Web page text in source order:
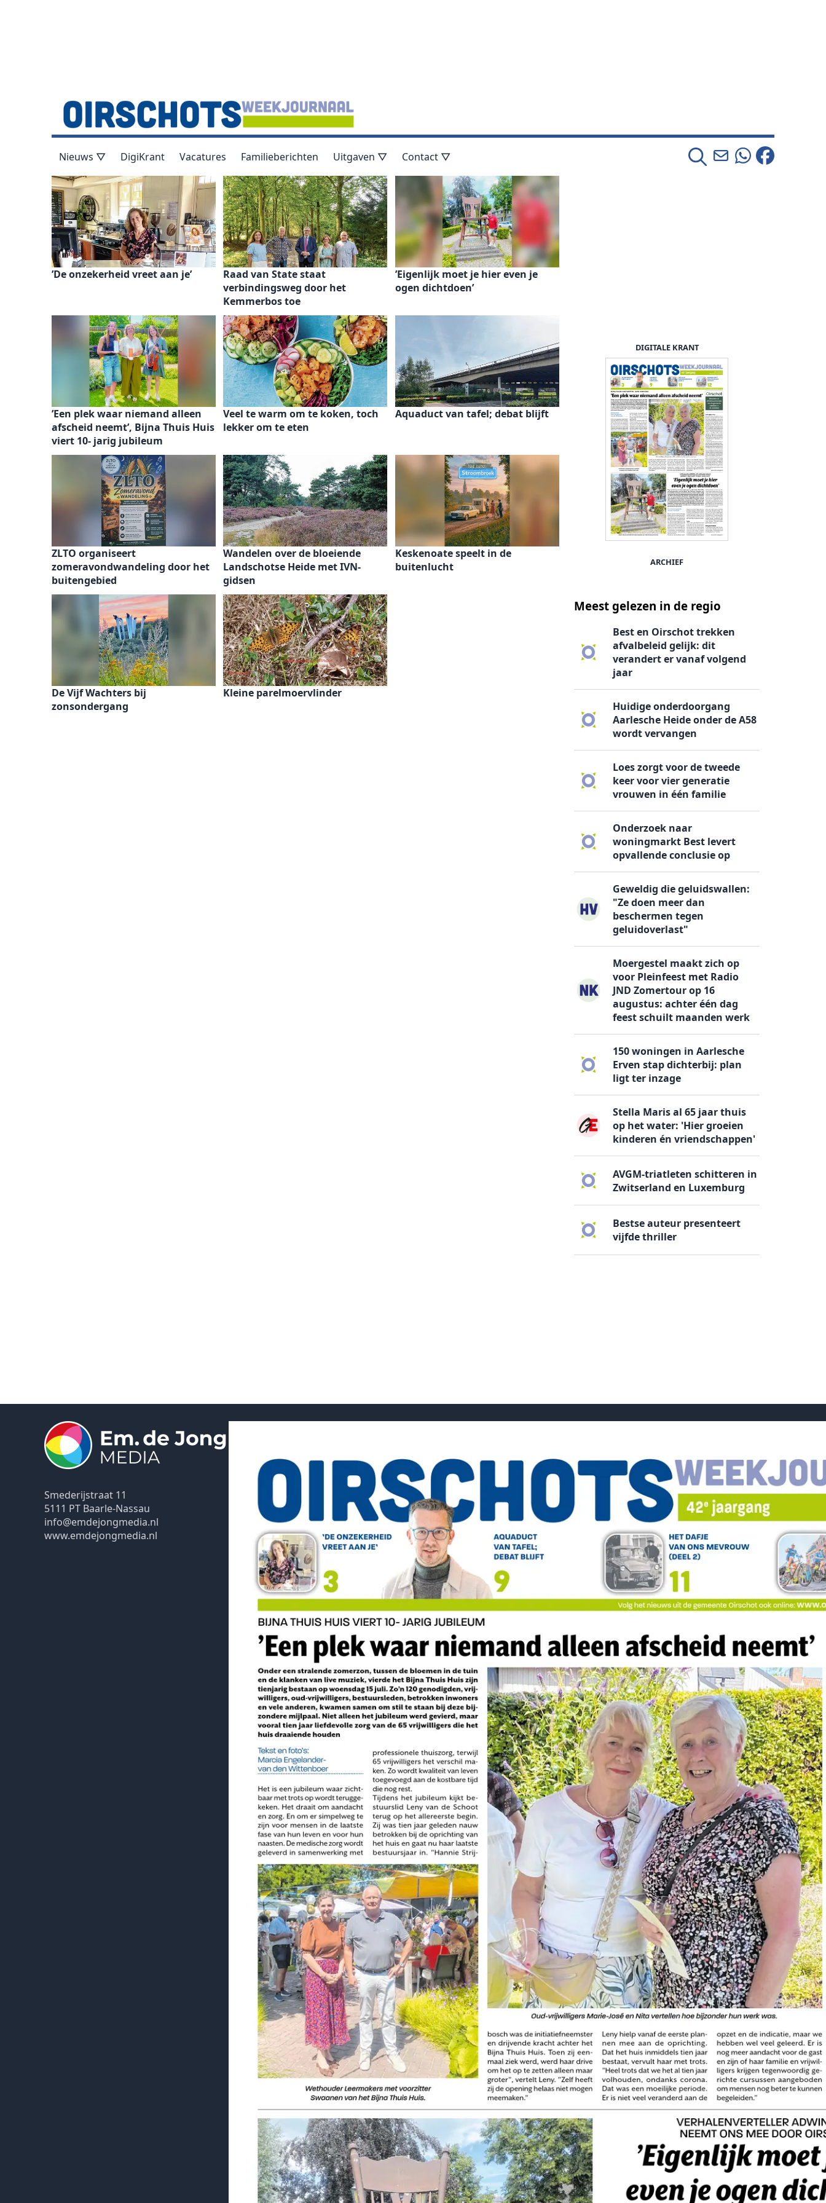
Nieuws ▽ DigiKrant Vacatures Familieberichten Uitgaven ▽ Contact ▽
’De onzekerheid vreet aan je’
Raad van State staat
verbindingsweg door het
Kemmerbos toe
’Eigenlijk moet je hier even je
ogen dichtdoen’
’Een plek waar niemand alleen
afscheid neemt’, Bijna Thuis Huis
viert 10- jarig jubileum
Veel te warm om te koken, toch
lekker om te eten
Aquaduct van tafel; debat blijft
ZLTO organiseert
zomeravondwandeling door het
buitengebied
Wandelen over de bloeiende
Landschotse Heide met IVN-
gidsen
Keskenoate speelt in de
buitenlucht
De Vijf Wachters bij
zonsondergang
Kleine parelmoervlinder
DIGITALE KRANT
ARCHIEF
Meest gelezen in de regio
Best en Oirschot trekken
afvalbeleid gelijk: dit
verandert er vanaf volgend
jaar
Huidige onderdoorgang
Aarlesche Heide onder de A58
wordt vervangen
Loes zorgt voor de tweede
keer voor vier generatie
vrouwen in één familie
Onderzoek naar
woningmarkt Best levert
opvallende conclusie op
Geweldig die geluidswallen:
"Ze doen meer dan
beschermen tegen
geluidoverlast"
Moergestel maakt zich op
voor Pleinfeest met Radio
JND Zomertour op 16
augustus: achter één dag
feest schuilt maanden werk
150 woningen in Aarlesche
Erven stap dichterbij: plan
ligt ter inzage
Stella Maris al 65 jaar thuis
op het water: 'Hier groeien
kinderen én vriendschappen'
AVGM-triatleten schitteren in
Zwitserland en Luxemburg
Bestse auteur presenteert
vijfde thriller
Smederijstraat 11
5111 PT Baarle-Nassau
info@emdejongmedia.nl
www.emdejongmedia.nl